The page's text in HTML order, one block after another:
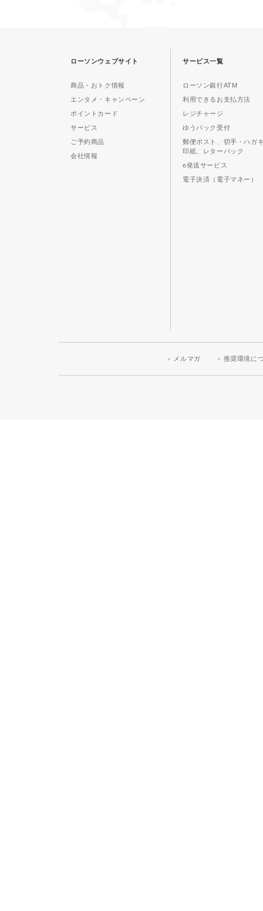
ローソンウェブサイト
商品・おトク情報
エンタメ・キャンペーン
ポイントカード
サービス
ご予約商品
会社情報
サービス一覧
ローソン銀行ATM
利用できるお支払方法
レジチャージ
ゆうパック受付
郵便ポスト、切手・ハガ
印紙、レターパック
e発送サービス
電子決済（電子マネー）
メルマガ 推奨環境に